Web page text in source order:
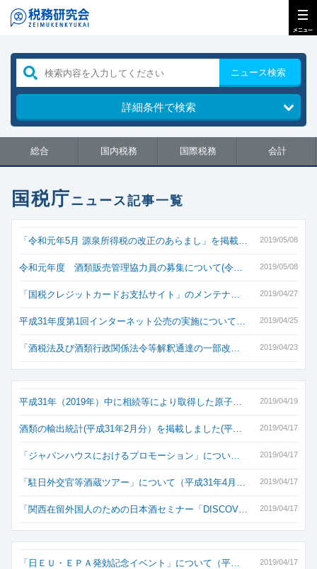
ニュース検索
詳細条件で検索
総合 国内税務 国際税務 会計
国税庁ニュース記事一覧
2019/05/08
「令和元年5月 源泉所得税の改正のあらまし」を掲載…
2019/05/08
令和元年度 酒類販売管理協力員の募集について(令…
2019/04/27
「国税クレジットカードお支払サイト」のメンテナ…
2019/04/25
平成31年度第1回インターネット公売の実施について…
2019/04/23
「酒税法及び酒類行政関係法令等解釈通達の一部改…
2019/04/19
平成31年（2019年）中に相続等により取得した原子…
2019/04/17
酒類の輸出統計(平成31年2月分）を掲載しました(平…
2019/04/17
「ジャパンハウスにおけるプロモーション」につい…
2019/04/17
「駐日外交官等酒蔵ツアー」について（平成31年4月…
2019/04/17
「関西在留外国人のための日本酒セミナー「DISCOV…
2019/04/17
「日ＥＵ・ＥＰＡ発効記念イベント」について（平…